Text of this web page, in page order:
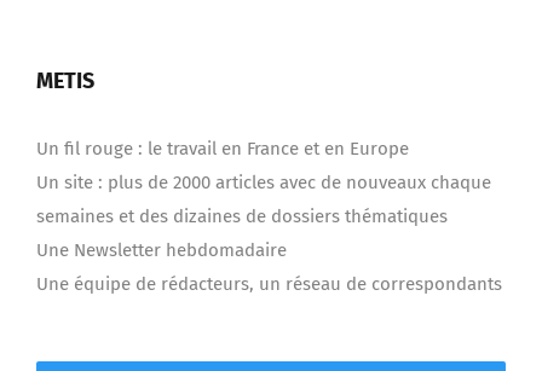
METIS
Un fil rouge : le travail en France et en Europe
Un site : plus de 2000 articles avec de nouveaux chaque
semaines et des dizaines de dossiers thématiques
Une Newsletter hebdomadaire
Une équipe de rédacteurs, un réseau de correspondants